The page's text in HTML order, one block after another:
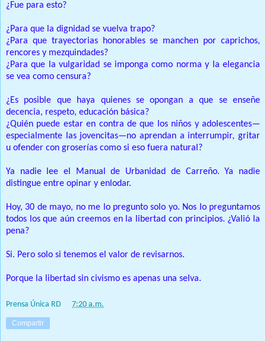
¿Fue para esto?
¿Para que la dignidad se vuelva trapo?
¿Para que trayectorias honorables se manchen por caprichos,
rencores y mezquindades?
¿Para que la vulgaridad se imponga como norma y la elegancia
se vea como censura?
¿Es posible que haya quienes se opongan a que se enseñe
decencia, respeto, educación básica?
¿Quién puede estar en contra de que los niños y adolescentes—
especialmente las jovencitas—no aprendan a interrumpir, gritar
u ofender con groserías como si eso fuera natural?
Ya nadie lee el Manual de Urbanidad de Carreño. Ya nadie
distingue entre opinar y enlodar.
Hoy, 30 de mayo, no me lo pregunto solo yo. Nos lo preguntamos
todos los que aún creemos en la libertad con principios. ¿Valió la
pena?
Si. Pero solo si tenemos el valor de revisarnos.
Porque la libertad sin civismo es apenas una selva.
Prensa Única RD 7:20 a.m.
Compartir